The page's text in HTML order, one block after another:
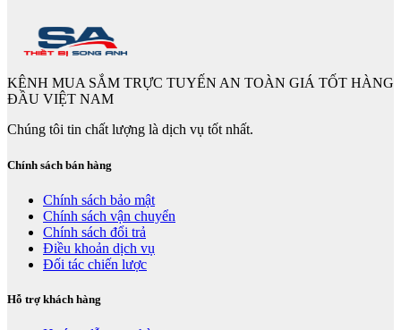
KÊNH MUA SẮM TRỰC TUYẾN AN TOÀN GIÁ TỐT HÀNG
ĐẦU VIỆT NAM
Chúng tôi tin chất lượng là dịch vụ tốt nhất.
Chính sách bán hàng
Chính sách bảo mật
Chính sách vận chuyển
Chính sách đổi trả
Điều khoản dịch vụ
Đối tác chiến lược
Hỗ trợ khách hàng